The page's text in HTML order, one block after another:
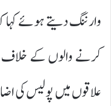
وارننگ دیتے ہوئے کہا
کرنے والوں کے خلاف
علاقوں میں پولیس کی